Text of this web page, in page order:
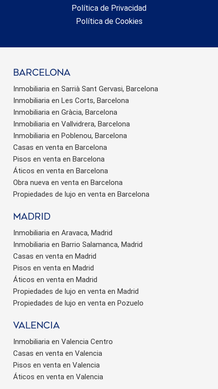
Política de Privacidad
Política de Cookies
barcelona
Inmobiliaria en Sarrià Sant Gervasi, Barcelona
Inmobiliaria en Les Corts, Barcelona
Inmobiliaria en Gràcia, Barcelona
Inmobiliaria en Vallvidrera, Barcelona
Inmobiliaria en Poblenou, Barcelona
Casas en venta en Barcelona
Pisos en venta en Barcelona
Áticos en venta en Barcelona
Obra nueva en venta en Barcelona
Propiedades de lujo en venta en Barcelona
Madrid
Inmobiliaria en Aravaca, Madrid
Inmobiliaria en Barrio Salamanca, Madrid
Casas en venta en Madrid
Pisos en venta en Madrid
Áticos en venta en Madrid
Propiedades de lujo en venta en Madrid
Propiedades de lujo en venta en Pozuelo
valencia
Inmobiliaria en Valencia Centro
Casas en venta en Valencia
Pisos en venta en Valencia
Áticos en venta en Valencia